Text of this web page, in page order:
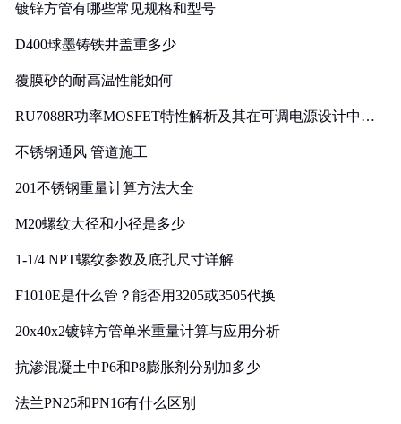
镀锌方管有哪些常见规格和型号
D400球墨铸铁井盖重多少
覆膜砂的耐高温性能如何
RU7088R功率MOSFET特性解析及其在可调电源设计中的
不锈钢通风 管道施工
201不锈钢重量计算方法大全
M20螺纹大径和小径是多少
1-1/4 NPT螺纹参数及底孔尺寸详解
F1010E是什么管？能否用3205或3505代换
20x40x2镀锌方管单米重量计算与应用分析
抗渗混凝土中P6和P8膨胀剂分别加多少
法兰PN25和PN16有什么区别